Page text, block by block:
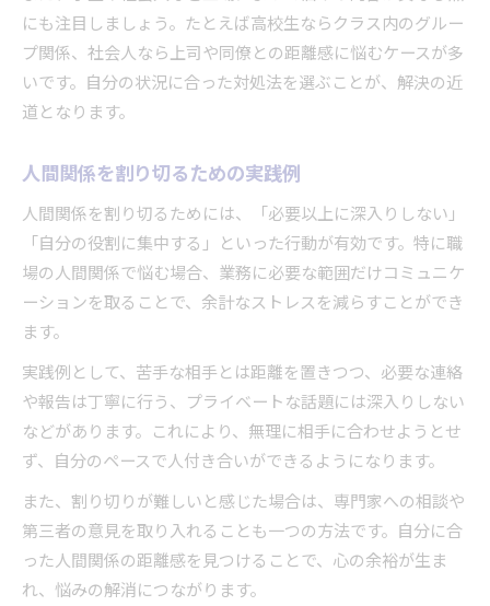
にも注目しましょう。たとえば高校生ならクラス内のグルー
プ関係、社会人なら上司や同僚との距離感に悩むケースが多
いです。自分の状況に合った対処法を選ぶことが、解決の近
道となります。
人間関係を割り切るための実践例
人間関係を割り切るためには、「必要以上に深入りしない」
「自分の役割に集中する」といった行動が有効です。特に職
場の人間関係で悩む場合、業務に必要な範囲だけコミュニケ
ーションを取ることで、余計なストレスを減らすことができ
ます。
実践例として、苦手な相手とは距離を置きつつ、必要な連絡
や報告は丁寧に行う、プライベートな話題には深入りしない
などがあります。これにより、無理に相手に合わせようとせ
ず、自分のペースで人付き合いができるようになります。
また、割り切りが難しいと感じた場合は、専門家への相談や
第三者の意見を取り入れることも一つの方法です。自分に合
った人間関係の距離感を見つけることで、心の余裕が生ま
れ、悩みの解消につながります。